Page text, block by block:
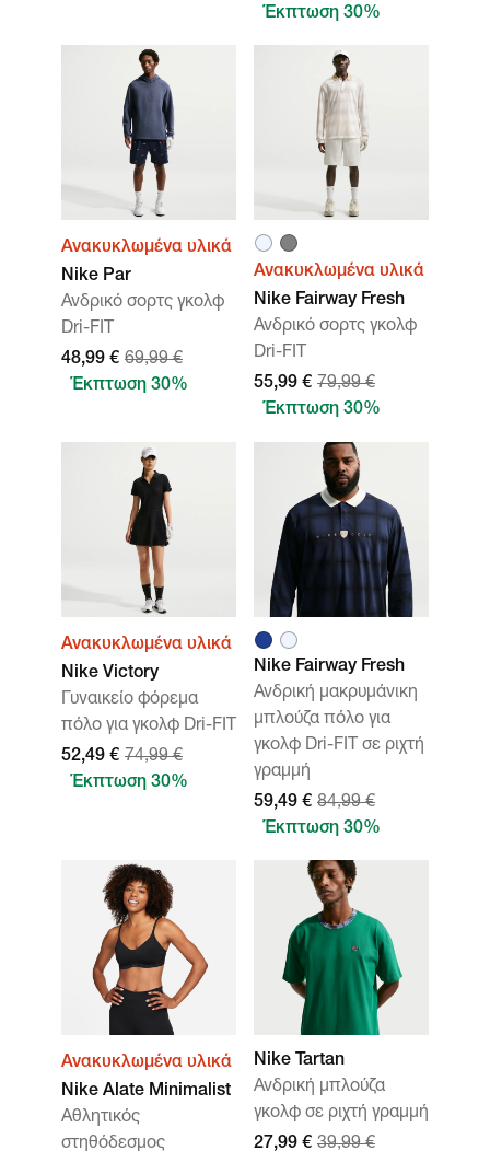
Έκπτωση 30%
Ανακυκλωμένα υλικά
Nike Par
Ανδρικό σορτς γκολφ
Dri-FIT
48,99 € 69,99 €
Έκπτωση 30%
Ανακυκλωμένα υλικά
Nike Fairway Fresh
Ανδρικό σορτς γκολφ
Dri-FIT
55,99 € 79,99 €
Έκπτωση 30%
Ανακυκλωμένα υλικά
Nike Victory
Γυναικείο φόρεμα
πόλο για γκολφ Dri-FIT
52,49 € 74,99 €
Έκπτωση 30%
Nike Fairway Fresh
Ανδρική μακρυμάνικη
μπλούζα πόλο για
γκολφ Dri-FIT σε ριχτή
γραμμή
59,49 € 84,99 €
Έκπτωση 30%
Ανακυκλωμένα υλικά
Nike Alate Minimalist
Αθλητικός
στηθόδεσμος
Nike Tartan
Ανδρική μπλούζα
γκολφ σε ριχτή γραμμή
27,99 € 39,99 €